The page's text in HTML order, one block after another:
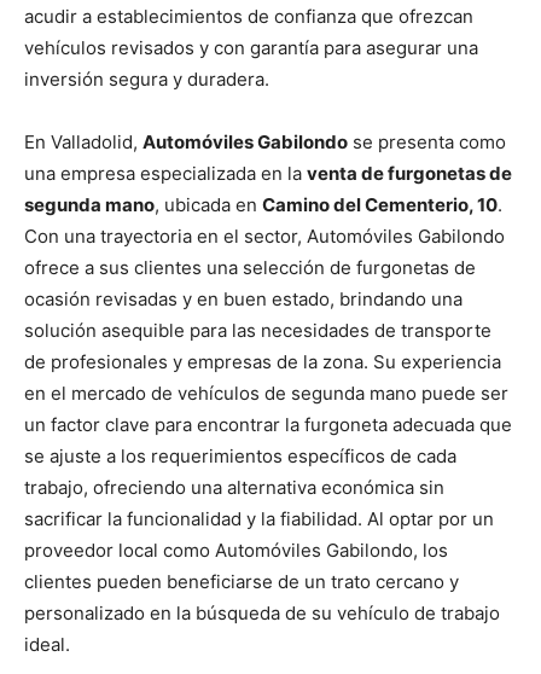
acudir a establecimientos de confianza que ofrezcan
vehículos revisados y con garantía para asegurar una
inversión segura y duradera.
En Valladolid, Automóviles Gabilondo se presenta como
una empresa especializada en la venta de furgonetas de
segunda mano, ubicada en Camino del Cementerio, 10.
Con una trayectoria en el sector, Automóviles Gabilondo
ofrece a sus clientes una selección de furgonetas de
ocasión revisadas y en buen estado, brindando una
solución asequible para las necesidades de transporte
de profesionales y empresas de la zona. Su experiencia
en el mercado de vehículos de segunda mano puede ser
un factor clave para encontrar la furgoneta adecuada que
se ajuste a los requerimientos específicos de cada
trabajo, ofreciendo una alternativa económica sin
sacrificar la funcionalidad y la fiabilidad. Al optar por un
proveedor local como Automóviles Gabilondo, los
clientes pueden beneficiarse de un trato cercano y
personalizado en la búsqueda de su vehículo de trabajo
ideal.